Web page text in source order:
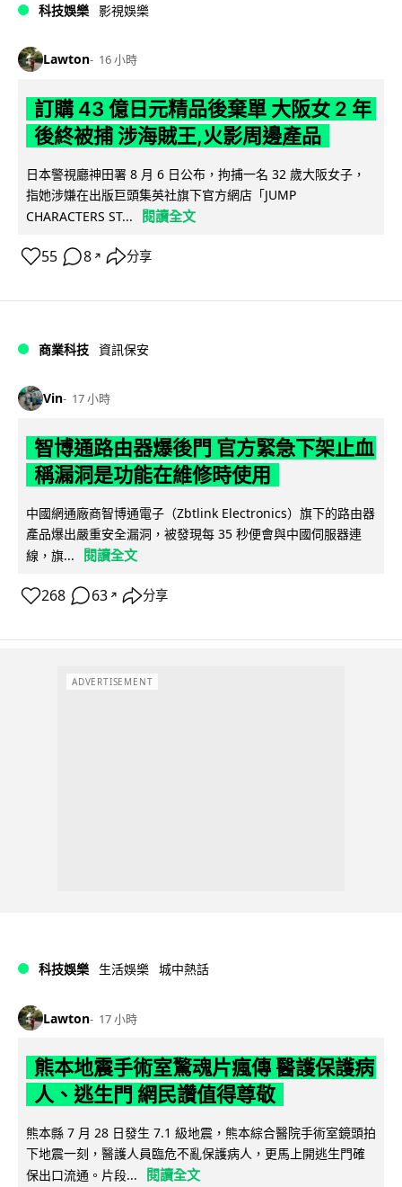
科技娛樂 影視娛樂
Lawton 16 小時
訂購 43 億日元精品後棄單 大阪女 2 年
後終被捕 涉海賊王,火影周邊產品
日本警視廳神田署 8 月 6 日公布，拘捕一名 32 歲大阪女子，
指她涉嫌在出版巨頭集英社旗下官方網店「JUMP
CHARACTERS ST...
閱讀全文
55 8 ↗ 分享
商業科技 資訊保安
Vin 17 小時
智博通路由器爆後門 官方緊急下架止血
稱漏洞是功能在維修時使用
中國網通廠商智博通電子（Zbtlink Electronics）旗下的路由器
產品爆出嚴重安全漏洞，被發現每 35 秒便會與中國伺服器連
線，旗...
閱讀全文
268 63 ↗ 分享
ADVERTISEMENT
科技娛樂 生活娛樂 城中熱話
Lawton 17 小時
熊本地震手術室驚魂片瘋傳 醫護保護病
人、逃生門 網民讚值得尊敬
熊本縣 7 月 28 日發生 7.1 級地震，熊本綜合醫院手術室鏡頭拍
下地震一刻，醫護人員臨危不亂保護病人，更馬上開逃生門確
保出口流通。片段...
閱讀全文